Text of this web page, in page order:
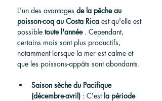
L'un des avantages de la pêche au
poisson-coq au Costa Rica est qu'elle est
possible toute l'année . Cependant,
certains mois sont plus productifs,
notamment lorsque la mer est calme et
que les poissons-appâts sont abondants.
Saison sèche du Pacifique
(décembre-avril) : C'est la période